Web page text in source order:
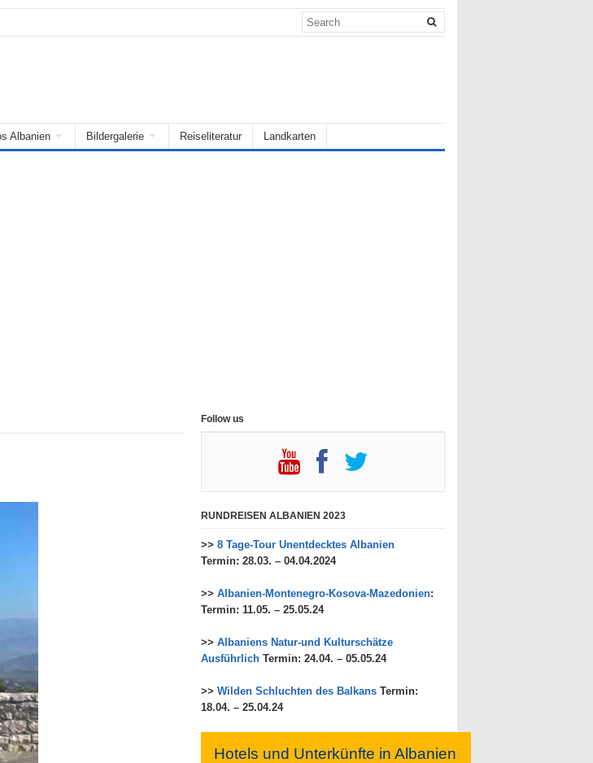
Albanien Bildergalerie Reiseliteratur Landkarten
Follow us
RUNDREISEN ALBANIEN 2023
>> 8 Tage-Tour Unentdecktes Albanien
Termin: 28.03. – 04.04.2024
>> Albanien-Montenegro-Kosova-Mazedonien:
Termin: 11.05. – 25.05.24
>> Albaniens Natur-und Kulturschätze
Ausführlich Termin: 24.04. – 05.05.24
>> Wilden Schluchten des Balkans Termin:
18.04. – 25.04.24
Hotels und Unterkünfte in Albanien